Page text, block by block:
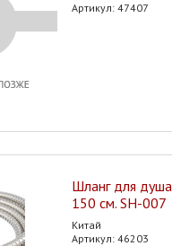
Артикул: 47407
Шланг для
150 см. SH-007
Китай
Артикул: 46203